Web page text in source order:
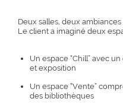
Deux salles, deux ambiances
Le client a imaginé deux
Un espace “Chill” avec
et exposition
Un espace “Vente”
des bibliothèques